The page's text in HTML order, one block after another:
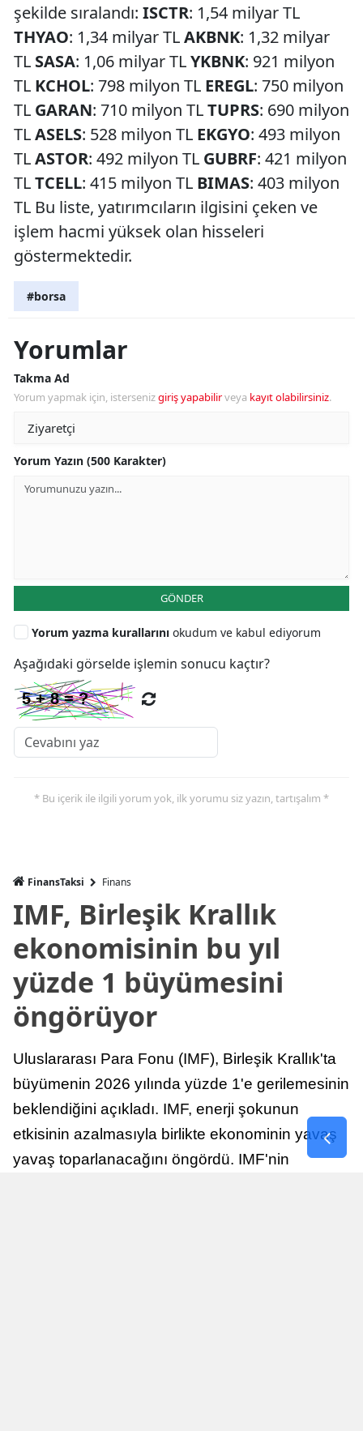
şekilde sıralandı: ISCTR: 1,54 milyar TL
THYAO: 1,34 milyar TLAKBNK: 1,32 milyar
TL SASA: 1,06 milyar TLYKBNK: 921 milyon
TL KCHOL: 798 milyon TL EREGL: 750 milyon
TL GARAN: 710 milyon TLTUPRS: 690 milyon
TLASELS: 528 milyon TL EKGYO: 493 milyon
TLASTOR: 492 milyon TL GUBRF: 421 milyon
TLTCELL: 415 milyon TL BIMAS: 403 milyon
TL Bu liste, yatırımcıların ilgisini çeken ve
işlem hacmi yüksek olan hisseleri
göstermektedir.
#borsa
Yorumlar
Takma Ad
Yorum yapmak için, istersenizgiriş yapabilirveya kayıt olabilirsiniz.
Yorum Yazın (500 Karakter)
GÖNDER
Yorum yazma kurallarını okudum ve kabul ediyorum
Aşağıdaki görselde işlemin sonucu kaçtır?
* Bu içerik ile ilgili yorum yok, ilk yorumu siz yazın, tartışalım *
FinansTaksi Finans
IMF, Birleşik Krallık
ekonomisinin bu yıl
yüzde 1 büyümesini
öngörüyor
Uluslararası Para Fonu (IMF), Birleşik Krallık'ta
büyümenin 2026 yılında yüzde 1'e gerilemesinin
beklendiğini açıkladı. IMF, enerji şokunun
etkisinin azalmasıyla birlikte ekonominin yavaş
yavaş toparlanacağını öngördü. IMF'nin